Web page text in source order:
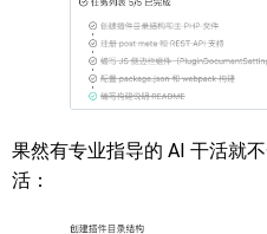
果然有专业指导的 AI 干活就
活：